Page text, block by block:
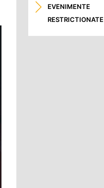
EVENIMENTE
RESTRICTIONATE